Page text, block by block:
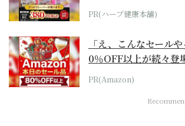
PR(ハーブ健康本舗)
「え、こんなセール
0％OFF以上が続々
本気が...
PR(Amazon)